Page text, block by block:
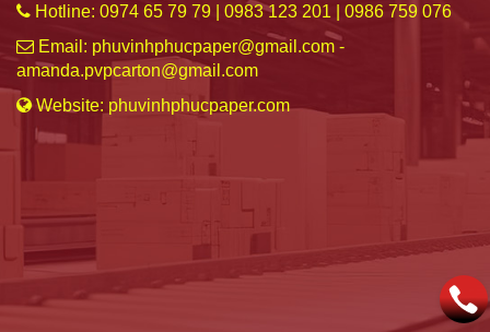
Hotline: 0974 65 79 79 | 0983 123 201 | 0986 759 076
Email: phuvinhphucpaper@gmail.com -
amanda.pvpcarton@gmail.com
Website: phuvinhphucpaper.com